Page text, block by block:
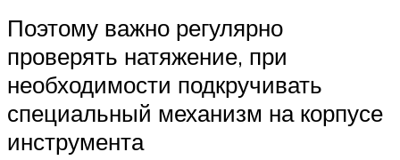
Поэтому важно регулярно
проверять натяжение, при
необходимости подкручивать
специальный механизм на корпусе
инструмента